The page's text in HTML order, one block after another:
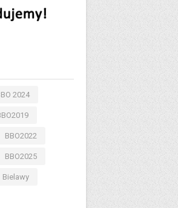
2024
BBO2022
BBO2025
Bielawy